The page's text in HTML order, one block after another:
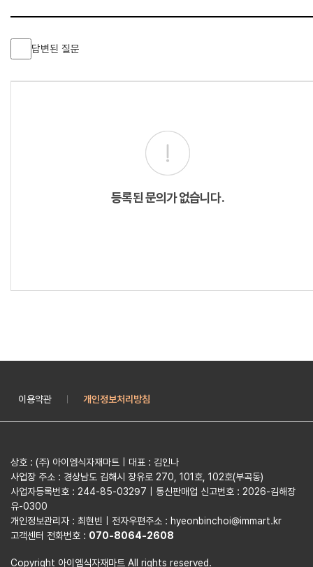
답변된 질문
등록된 문의가 없습니다.
이용약관 개인정보처리방침
상호 : (주) 아이엠식자재마트 | 대표 : 김인나
사업장 주소 : 경상남도 김해시 장유로 270, 101호, 102호(부곡동)
사업자등록번호 : 244-85-03297 | 통신판매업 신고번호 : 2026-김해장
유-0300
개인정보관리자 : 최현빈 | 전자우편주소 : hyeonbinchoi@immart.kr
고객센터 전화번호 : 070-8064-2608
Copyright 아이엠식자재마트 All rights reserved.